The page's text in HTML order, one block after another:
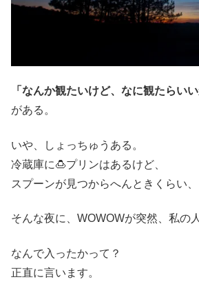
「なんか観たいけど、なに観たらいい
がある。
いや、しょっちゅうある。
冷蔵庫に🍮プリンはあるけど、
スプーンが見つからへんときくらい、
そんな夜に、WOWOWが突然、私の
なんで入ったかって？
正直に言います。